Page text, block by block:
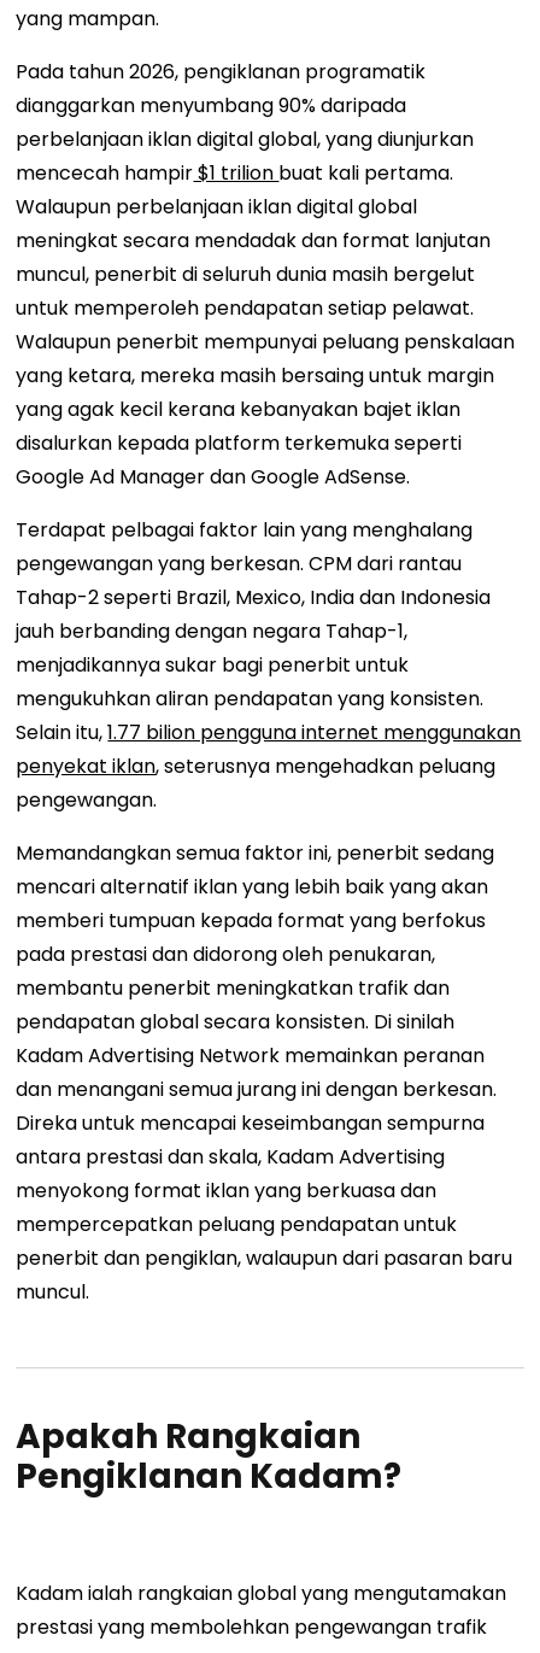
yang mampan.
Pada tahun 2026, pengiklanan programatik
dianggarkan menyumbang 90% daripada
perbelanjaan iklan digital global, yang diunjurkan
mencecah hampir$1 trilion buat kali pertama.
Walaupun perbelanjaan iklan digital global
meningkat secara mendadak dan format lanjutan
muncul, penerbit di seluruh dunia masih bergelut
untuk memperoleh pendapatan setiap pelawat.
Walaupun penerbit mempunyai peluang penskalaan
yang ketara, mereka masih bersaing untuk margin
yang agak kecil kerana kebanyakan bajet iklan
disalurkan kepada platform terkemuka seperti
Google Ad Manager dan Google AdSense.
Terdapat pelbagai faktor lain yang menghalang
pengewangan yang berkesan. CPM dari rantau
Tahap-2 seperti Brazil, Mexico, India dan Indonesia
jauh berbanding dengan negara Tahap-1,
menjadikannya sukar bagi penerbit untuk
mengukuhkan aliran pendapatan yang konsisten.
Selain itu,1.77 bilion pengguna internet menggunakan
penyekat iklan, seterusnya mengehadkan peluang
pengewangan.
Memandangkan semua faktor ini, penerbit sedang
mencari alternatif iklan yang lebih baik yang akan
memberi tumpuan kepada format yang berfokus
pada prestasi dan didorong oleh penukaran,
membantu penerbit meningkatkan trafik dan
pendapatan global secara konsisten. Di sinilah
Kadam Advertising Network memainkan peranan
dan menangani semua jurang ini dengan berkesan.
Direka untuk mencapai keseimbangan sempurna
antara prestasi dan skala, Kadam Advertising
menyokong format iklan yang berkuasa dan
mempercepatkan peluang pendapatan untuk
penerbit dan pengiklan, walaupun dari pasaran baru
muncul.
Apakah Rangkaian
Pengiklanan Kadam?
Kadam ialah rangkaian global yang mengutamakan
prestasi yang membolehkan pengewangan trafik